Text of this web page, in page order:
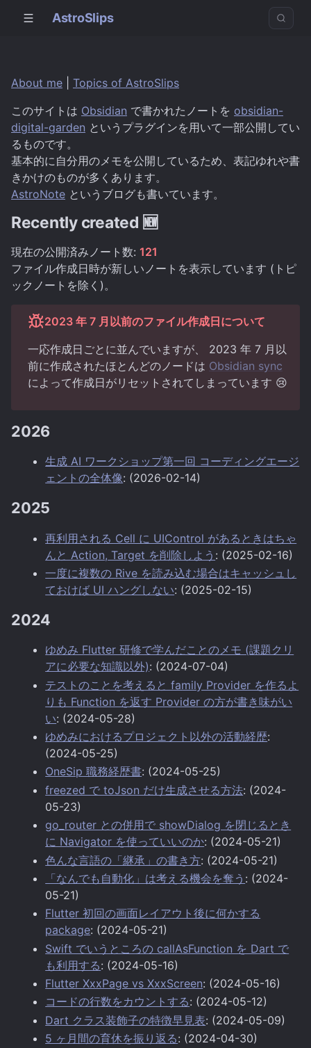
AstroSlips
About me
Topics of AstroSlips
このサイトは Obsidian で書かれたノートを obsidian-
digital-garden というプラグインを用いて一部公開してい
るものです。
基本的に自分用のメモを公開しているため、表記ゆれや書
きかけのものが多くあります。
AstroNote というブログも書いています。
Recently created 🆕
現在の公開済みノート数: 121
ファイル作成日時が新しいノートを表示しています (トピ
ックノートを除く)。
2023 年 7 月以前のファイル作成日について
一応作成日ごとに並んでいますが、 2023 年 7 月以
前に作成されたほとんどのノードは Obsidian sync
によって作成日がリセットされてしまっています 😢
2026
生成 AI ワークショップ第一回 コーディングエージ
ェントの全体像: (2026-02-14)
2025
再利用される Cell に UIControl があるときはちゃ
んと Action, Target を削除しよう : (2025-02-16)
一度に複数の Rive を読み込む場合はキャッシュし
ておけば UI ハングしない: (2025-02-15)
2024
ゆめみ Flutter 研修で学んだことのメモ (課題クリ
アに必要な知識以外): (2024-07-04)
テストのことを考えると family Provider を作るよ
りも Function を返す Provider の方が書き味がい
い: (2024-05-28)
ゆめみにおけるプロジェクト以外の活動経歴:
(2024-05-25)
OneSip 職務経歴書: (2024-05-25)
freezed で toJson だけ生成させる方法: (2024-
05-23)
go_router との併用で showDialog を閉じるとき
に Navigator を使っていいのか: (2024-05-21)
色んな言語の「継承」の書き方: (2024-05-21)
「なんでも自動化」は考える機会を奪う : (2024-
05-21)
Flutter 初回の画面レイアウト後に何かする
package: (2024-05-21)
Swift でいうところの callAsFunction を Dart で
も利用する: (2024-05-16)
Flutter XxxPage vs XxxScreen: (2024-05-16)
コードの行数をカウントする: (2024-05-12)
Dart クラス装飾子の特徴早見表: (2024-05-09)
5 ヶ月間の育休を振り返る: (2024-04-30)